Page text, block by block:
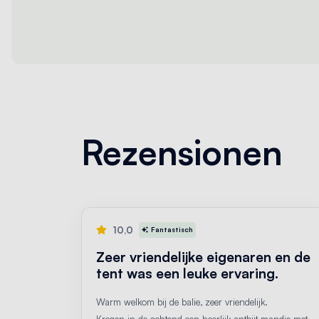
Rezensionen
10,0 Fantastisch
Zeer vriendelijke eigenaren en de
tent was een leuke ervaring.
Warm welkom bij de balie, zeer vriendelijk.